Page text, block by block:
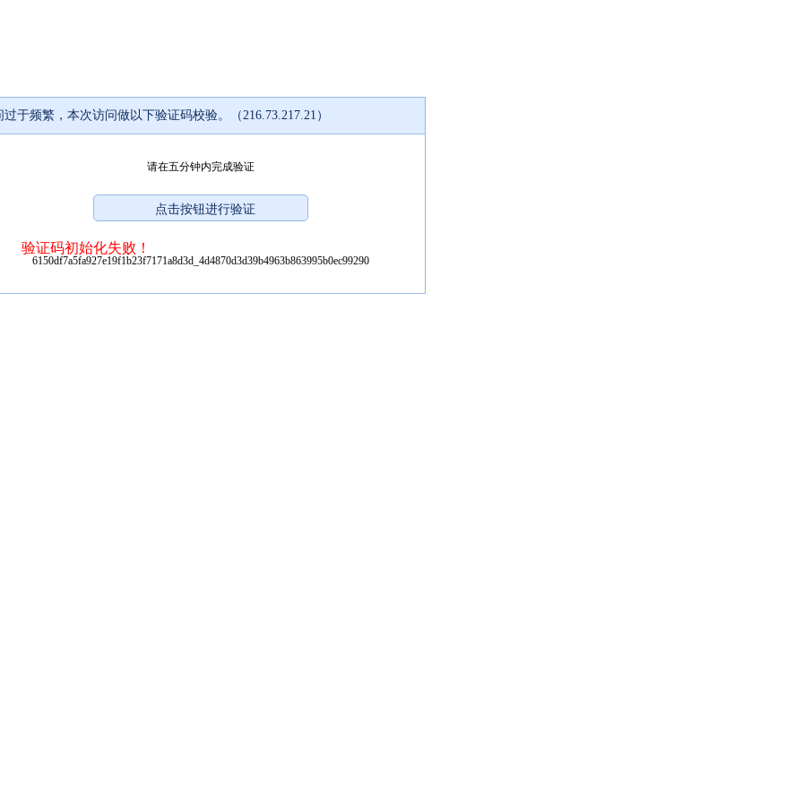
过于频繁，本次访问做以下验证码校验。（216.73.217.21）
请在五分钟内完成验证
验证码初始化失败！
6150df7a5fa927e19f1b23f7171a8d3d_4d4870d3d39b4963b863995b0ec99290